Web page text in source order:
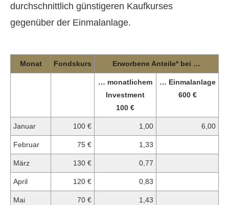
durchschnittlich günstigeren Kaufkurses
gegenüber der Einmalanlage.
Monat Fondskurs Erworbene Anteile* bei …
… monatlichem
Investment
100 €
… Einmalanlage
600 €
Januar 100 € 1,00 6,00
Februar 75 € 1,33
März 130 € 0,77
April 120 € 0,83
Mai 70 € 1,43